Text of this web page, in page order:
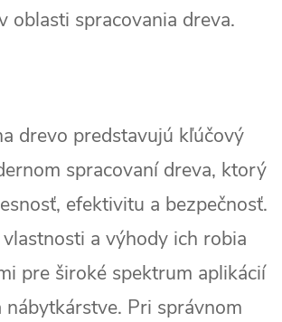
oblasti spracovania dreva.
drevo predstavujú kľúčový
spracovaní dreva, ktorý
efektivitu a bezpečnosť.
a výhody ich robia
pre široké spektrum aplikácií
Pri správnom